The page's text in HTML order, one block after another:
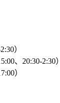
）
、20:30-2:30）
）